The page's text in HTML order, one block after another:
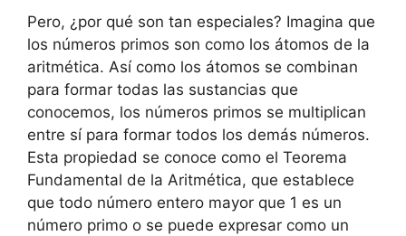
Pero, ¿por qué son tan especiales? Imagina que
los números primos son como los átomos de la
aritmética. Así como los átomos se combinan
para formar todas las sustancias que
conocemos, los números primos se multiplican
entre sí para formar todos los demás números.
Esta propiedad se conoce como el Teorema
Fundamental de la Aritmética, que establece
que todo número entero mayor que 1 es un
número primo o se puede expresar como un